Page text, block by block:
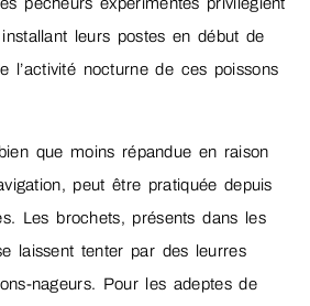
pêcheurs expérimentés privilégient
leurs postes en début de
l’activité nocturne de ces poissons
que moins répandue en raison
peut être pratiquée depuis
Les brochets, présents dans les
laissent tenter par des leurres
nageurs. Pour les adeptes de